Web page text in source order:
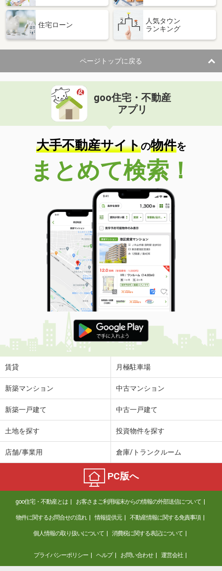
住宅ローン
人気タウン
ランキング
ページトップに戻る
goo住宅・不動産
アプリ
大手不動産サイトの物件を
まとめて検索！
賃貸 月極駐車場
新築マンション 中古マンション
新築一戸建て 中古一戸建て
土地を探す 投資物件を探す
店舗/事業用 倉庫/トランクルーム
PC版へ
goo住宅・不動産とは お客さまご利用端末からの情報の外部送信について
物件に関するお問合せの流れ 情報提供元 不動産情報に関する免責事項
個人情報の取り扱いについて 消費税に関する表記について
プライバシーポリシー ヘルプ お問い合わせ 運営会社